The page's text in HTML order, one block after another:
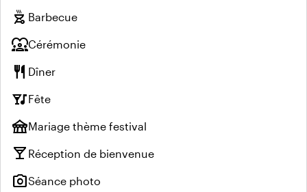
outdoor_grill Barbecue
diversity_1Cérémonie
restaurant Dîner
nightlifeFête
festivalMariage thème festival
local_bar Réception de bienvenue
photo_cameraSéance photo